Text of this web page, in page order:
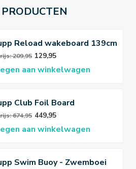
Reload wakeboard 139cm
209,95 129,95
aan winkelwagen
Club Foil Board
674,95 449,95
aan winkelwagen
Swim Buoy - Zwemboei